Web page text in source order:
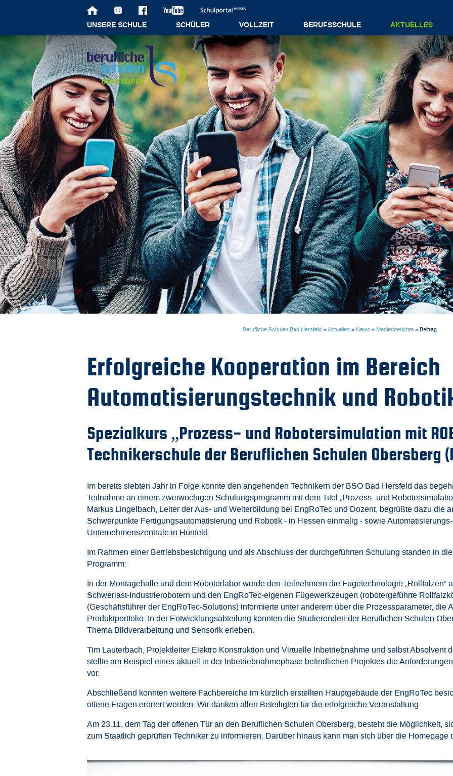
UNSERE SCHULE SCHÜLER VOLLZEIT BERUFSSCHULE AKTUELLES
Berufliche Schulen Bad Hersfeld » Aktuelles » News + Medienberichte » Beitrag
Erfolgreiche Kooperation im Bereich
Automatisierungstechnik und
Spezialkurs „Prozess- und Robotersimulation mit
Technikerschule der Beruflichen Schulen Obersberg
Im bereits siebten Jahr in Folge konnte den angehenden Technikern der BSO Bad Hersfeld das
Teilnahme an einem zweiwöchigen Schulungsprogramm mit dem Titel „Prozess- und
Markus Lingelbach, Leiter der Aus- und Weiterbildung bei EngRoTec und Dozent, begrüßte dazu die
Schwerpunkte Fertigungsautomatisierung und Robotik - in Hessen einmalig - sowie
Unternehmenszentrale in Hünfeld.
Im Rahmen einer Betriebsbesichtigung und als Abschluss der durchgeführten Schulung standen in
Programm:
In der Montagehalle und dem Roboterlabor wurde den Teilnehmern die Fügetechnologie „Rollfalzen“
Schwerlast-Industrierobotern und den EngRoTec-eigenen Fügewerkzeugen (robotergeführte
(Geschäftsführer der EngRoTec-Solutions) informierte unter anderem über die Prozessparameter, die
Produktportfolio. In der Entwicklungsabteilung konnten die Studierenden der Beruflichen Schulen
Thema Bildverarbeitung und Sensorik erleben.
Tim Lauterbach, Projektleiter Elektro Konstruktion und Virtuelle Inbetriebnahme und selbst Absolvent
stellte am Beispiel eines aktuell in der Inbetriebnahmephase befindlichen Projektes die
vor.
Abschließend konnten weitere Fachbereiche im kürzlich erstellten Hauptgebäude der EngRoTec
offene Fragen erörtert werden. Wir danken allen Beteiligten für die erfolgreiche Veranstaltung.
Am 23.11, dem Tag der offenen Tür an den Beruflichen Schulen Obersberg, besteht die Möglichkeit,
zum Staatlich geprüften Techniker zu informieren. Darüber hinaus kann man sich über die Homepage